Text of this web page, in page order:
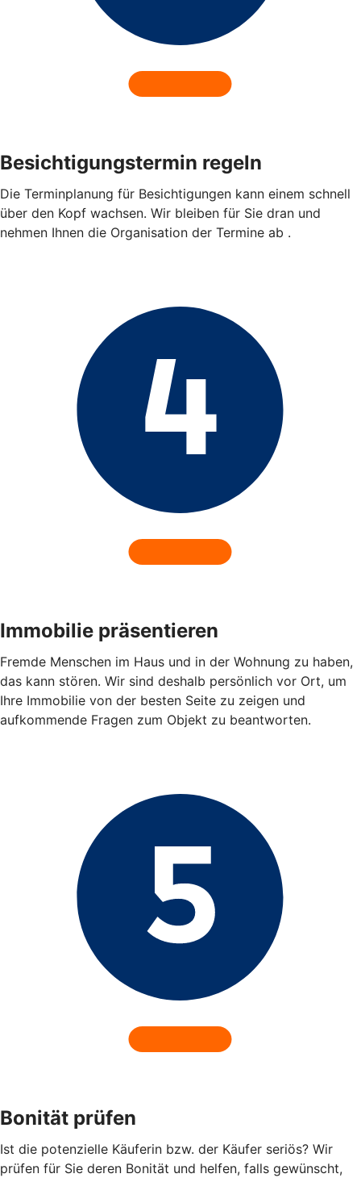
Besichtigungstermin regeln
Die Terminplanung für Besichtigungen kann einem schnell
über den Kopf wachsen. Wir bleiben für Sie dran und
nehmen Ihnen die Organisation der Termine ab .
Immobilie präsentieren
Fremde Menschen im Haus und in der Wohnung zu haben,
das kann stören. Wir sind deshalb persönlich vor Ort, um
Ihre Immobilie von der besten Seite zu zeigen und
aufkommende Fragen zum Objekt zu beantworten.
Bonität prüfen
Ist die potenzielle Käuferin bzw. der Käufer seriös? Wir
prüfen für Sie deren Bonität und helfen, falls gewünscht,